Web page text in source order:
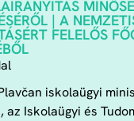
| A
FELELŐS
iskolaügyi
az Iskolaügyi és